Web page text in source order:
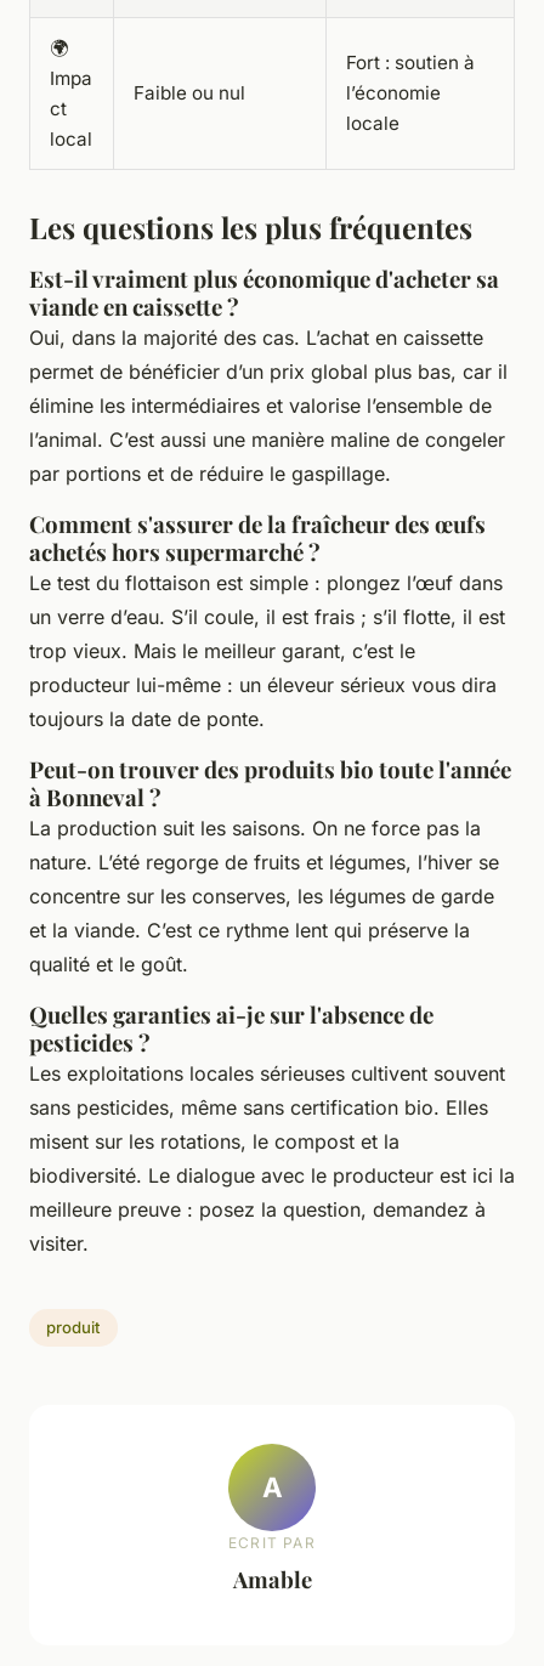
🌍
Impa
ct
local
Faible ou nul
Fort : soutien à
l’économie
locale
Les questions les plus fréquentes
Est-il vraiment plus économique d'acheter sa
viande en caissette ?
Oui, dans la majorité des cas. L’achat en caissette
permet de bénéficier d’un prix global plus bas, car il
élimine les intermédiaires et valorise l’ensemble de
l’animal. C’est aussi une manière maline de congeler
par portions et de réduire le gaspillage.
Comment s'assurer de la fraîcheur des œufs
achetés hors supermarché ?
Le test du flottaison est simple : plongez l’œuf dans
un verre d’eau. S’il coule, il est frais ; s’il flotte, il est
trop vieux. Mais le meilleur garant, c’est le
producteur lui-même : un éleveur sérieux vous dira
toujours la date de ponte.
Peut-on trouver des produits bio toute l'année
à Bonneval ?
La production suit les saisons. On ne force pas la
nature. L’été regorge de fruits et légumes, l’hiver se
concentre sur les conserves, les légumes de garde
et la viande. C’est ce rythme lent qui préserve la
qualité et le goût.
Quelles garanties ai-je sur l'absence de
pesticides ?
Les exploitations locales sérieuses cultivent souvent
sans pesticides, même sans certification bio. Elles
misent sur les rotations, le compost et la
biodiversité. Le dialogue avec le producteur est ici la
meilleure preuve : posez la question, demandez à
visiter.
produit
A
ECRIT PAR
Amable